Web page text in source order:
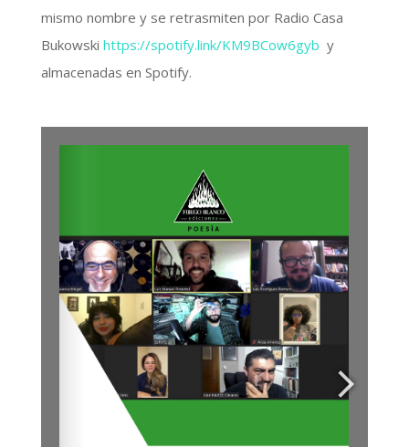
mismo nombre y se retrasmiten por Radio Casa
Bukowski https://spotify.link/KM9BCow6gyb y
almacenadas en Spotify.